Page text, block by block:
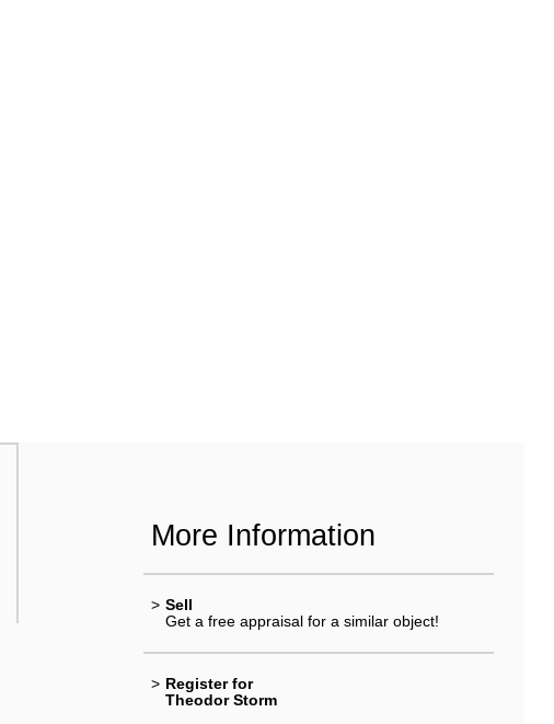
More Information
> Sell
Get a free appraisal for a similar object!
> Register for
Theodor Storm